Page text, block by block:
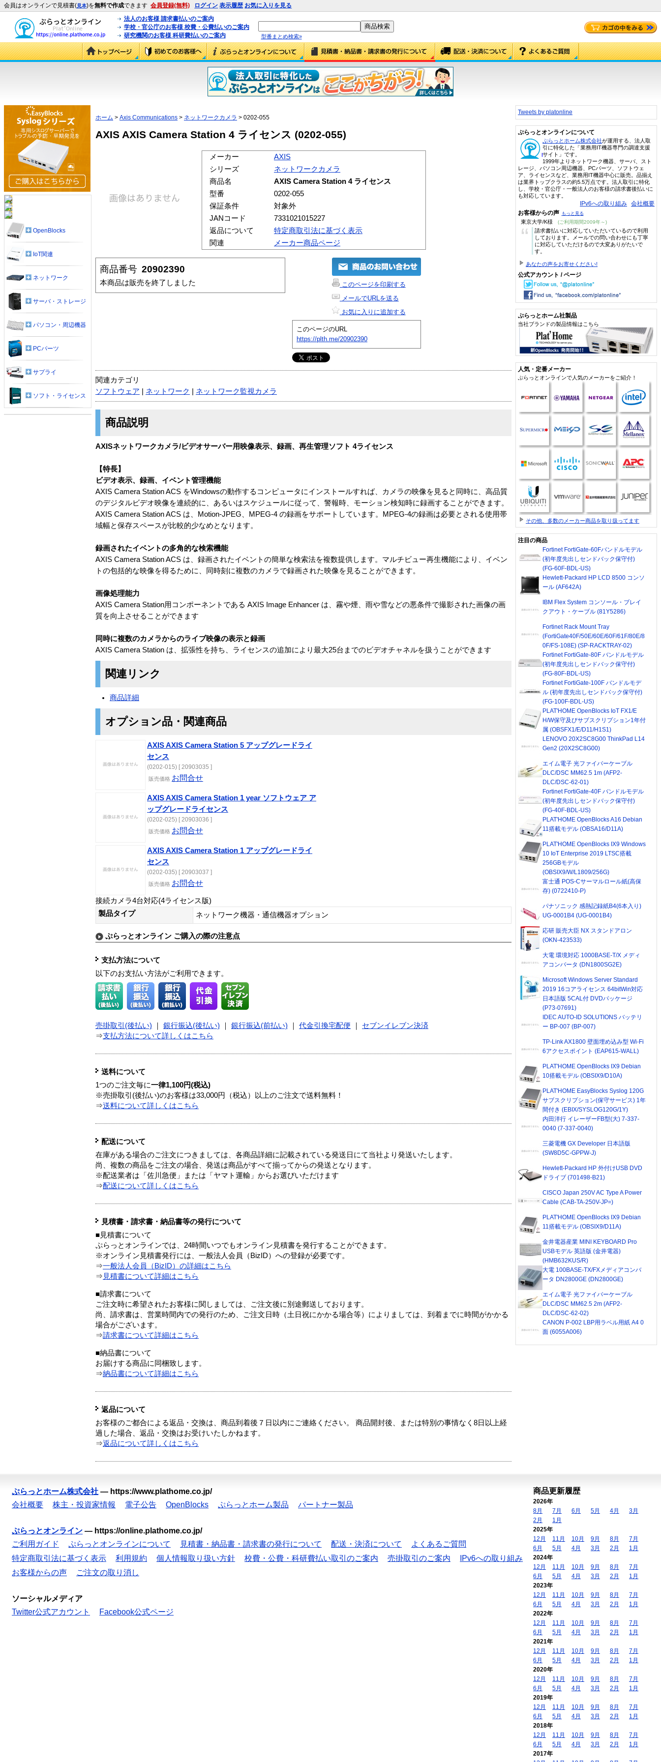
会員はオンラインで見積書(見本)を無料で作成できます 会員登録(無料) ログイン 表示履歴 お気に入りを見る
法人のお客様 請求書払いのご案内
学校・官公庁のお客様 校費・公費払いのご案内
研究機関のお客様 科研費払いのご案内
型番まとめ検索»
ホーム > Axis Communications > ネットワークカメラ > 0202-055
AXIS AXIS Camera Station 4 ライセンス (0202-055)
メーカー
AXIS
シリーズ
ネットワークカメラ
商品名
AXIS Camera Station 4 ライセンス
型番
0202-055
保証条件
対象外
JANコード
7331021015227
返品について
特定商取引法に基づく表示
関連
メーカー商品ページ
商品番号 20902390
本商品は販売を終了しました
このページを印刷する
メールでURLを送る
お気に入りに追加する
このページのURL
https://plth.me/20902390
関連カテゴリ
ソフトウェア
ネットワーク ネットワーク監視カメラ
商品説明
AXISネットワークカメラ/ビデオサーバー用映像表示、録画、再生管理ソフト 4ライセンス
【特長】
ビデオ表示、録画、イベント管理機能
AXIS Camera Station ACS をWindowsの動作するコンピュータにインストールすれば、カメラの映像を見ると同時に、高品質
のデジタルビデオ映像を連続的に、あるいはスケジュールに従って、警報時、モーション検知時に録画することができます。
AXIS Camera Station ACS は、Motion-JPEG、MPEG-4 の録画をサポートしています。MPEG-4の録画は必要とされる使用帯
域幅と保存スペースが比較的少なめとなります。
録画されたイベントの多角的な検索機能
AXIS Camera Station ACS は、録画されたイベントの簡単な検索法を複数提供します。マルチビュー再生機能により、イベン
トの包括的な映像を得るために、同時刻に複数のカメラで録画された映像を見ることができます。
画像処理能力
AXIS Camera Station用コンポーネントである AXIS Image Enhancer は、霧や煙、雨や雪などの悪条件で撮影された画像の画
質を向上させることができます
同時に複数のカメラからのライブ映像の表示と録画
AXIS Camera Station は、拡張性を持ち、ライセンスの追加により最大25台までのビデオチャネルを扱うことができます
関連リンク
商品詳細
オプション品・関連商品
AXIS AXIS Camera Station 5 アップグレードライ
センス
(0202-015) [ 20903035 ]
販売価格 お問合せ
AXIS AXIS Camera Station 1 year ソフトウェア ア
ップグレードライセンス
(0202-025) [ 20903036 ]
販売価格 お問合せ
AXIS AXIS Camera Station 1 アップグレードライ
センス
(0202-035) [ 20903037 ]
販売価格 お問合せ
接続カメラ4台対応(4ライセンス版)
製品タイプ
ネットワーク機器・通信機器オプション
ぷらっとオンライン ご購入の際の注意点
支払方法について
以下のお支払い方法がご利用できます。
売掛取引(後払い) 銀行振込(後払い) 銀行振込(前払い) 代金引換宅配便
セブンイレブン決済
⇒支払方法について詳しくはこちら
送料について
1つのご注文毎に一律1,100円(税込)
※売掛取引(後払い)のお客様は33,000円（税込）以上のご注文で送料無料！
⇒送料について詳しくはこちら
配送について
在庫がある場合のご注文につきましては、各商品詳細に記載されている発送日にて当社より発送いたします。
尚、複数の商品をご注文の場合、発送は商品がすべて揃ってからの発送となります。
※配送業者は「佐川急便」または「ヤマト運輸」からお選びいただけます
⇒配送について詳しくはこちら
見積書・請求書・納品書等の発行について
■見積書について
ぷらっとオンラインでは、24時間いつでもオンライン見積書を発行することができます。
※オンライン見積書発行には、一般法人会員（BizID）への登録が必要です。
⇒一般法人会員（BizID）の詳細はこちら
⇒ 見積書について詳細はこちら
■請求書について
ご注文時に希望されたお客様に関しましては、ご注文後に別途郵送しております。
尚、請求書は、営業時間内での発行のため、ご注文日時（土日祝にかかる場合等）によりましては、到着までに時間がかかる
場合がございます。
⇒請求書について詳細はこちら
■納品書について
お届けする商品に同梱致します。
⇒納品書について詳細はこちら
返品について
お客様のご都合による返品・交換は、商品到着後７日以内にご連絡ください。 商品開封後、または特別の事情なく8日以上経
過した場合、返品・交換はお受けいたしかねます。
⇒返品について詳しくはこちら
OpenBlocks
IoT関連
ネットワーク
サーバ・ストレージ
パソコン・周辺機器
PCパーツ
サプライ
ソフト・ライセンス
Tweets by platonline
ぷらっとオンラインについて
ぷらっとホーム株式会社が運用する、法人取
引に特化した「業務用IT機器専門の調達支援
サイト」です。
1999年よりネットワーク機器、サーバ、スト
レージ、パソコン周辺機器、PCパーツ、ソフトウェ
ア、ライセンスなど、業務用IT機器中心に販売。品揃え
は業界トップクラスの約5.5万点です。法人取引に特化
し、学校・官公庁・一般法人のお客様の請求書後払いに
も対応しています。
IPv6への取り組み 会社概要
お客様からの声 もっと見る
東京大学/K様 (ご利用期間2009年～)
“
請求書払いに対応していただいているので利用
しております。メールでの問い合わせにも丁寧
に対応していただけるので大変ありがたいで
す。
あなたの声をお寄せください!
公式アカウント / ページ
ぷらっとホーム社製品
当社ブランドの製品情報はこちら
人気・定番メーカー
ぷらっとオンラインで人気のメーカーをご紹介！
その他、多数のメーカー商品を取り扱ってます
注目の商品
Fortinet FortiGate-60Fバンドルモデル
(初年度先出しセンドバック保守付)
(FG-60F-BDL-US)
Hewlett-Packard HP LCD 8500 コンソ
ール (AF642A)
IBM Flex System コンソール・ブレイ
クアウト・ケーブル (81Y5286)
Fortinet Rack Mount Tray
(FortiGate40F/50E/60E/60F/61F/80E/8
0F/FS-108E) (SP-RACKTRAY-02)
Fortinet FortiGate-80F バンドルモデル
(初年度先出しセンドバック保守付)
(FG-80F-BDL-US)
Fortinet FortiGate-100F バンドルモデ
ル (初年度先出しセンドバック保守付)
(FG-100F-BDL-US)
PLAT'HOME OpenBlocks IoT FX1/E
H/W保守及びサブスクリプション1年付
属 (OBSFX1/E/D11/H1S1)
LENOVO 20X2SC8G00 ThinkPad L14
Gen2 (20X2SC8G00)
エイム電子 光ファイバーケーブル
DLC/DSC MM62.5 1m (AFP2-
DLC/DSC-62-01)
Fortinet FortiGate-40F バンドルモデル
(初年度先出しセンドバック保守付)
(FG-40F-BDL-US)
PLAT'HOME OpenBlocks A16 Debian
11搭載モデル (OBSA16/D11A)
PLAT'HOME OpenBlocks IX9 Windows
10 IoT Enterprise 2019 LTSC搭載
256GBモデル
(OBSIX9/W/L1809/256G)
富士通 POS-Cサーマルロール紙(高保
存) (0722410-P)
パナソニック 感熱記録紙B4(6本入り)
UG-0001B4 (UG-0001B4)
応研 販売大臣 NX スタンドアロン
(OKN-423533)
大電 環境対応 1000BASE-T/X メディ
アコンバータ (DN1800SG2E)
Microsoft Windows Server Standard
2019 16コアライセンス 64bitWin対応
日本語版 5CAL付 DVDパッケージ
(P73-07691)
IDEC AUTO-ID SOLUTIONS バッテリ
ー BP-007 (BP-007)
TP-Link AX1800 壁面埋め込み型 Wi-Fi
6アクセスポイント (EAP615-WALL)
PLAT'HOME OpenBlocks IX9 Debian
10搭載モデル (OBSIX9/D10A)
PLAT'HOME EasyBlocks Syslog 120G
サブスクリプション(保守サービス) 1年
間付き (EBIX/SYSLOG120G/1Y)
内田洋行 イレーザーFB型(大) 7-337-
0040 (7-337-0040)
三菱電機 GX Developer 日本語版
(SW8D5C-GPPW-J)
Hewlett-Packard HP 外付けUSB DVD
ドライブ (701498-B21)
CISCO Japan 250V AC Type A Power
Cable (CAB-TA-250V-JP=)
PLAT'HOME OpenBlocks IX9 Debian
11搭載モデル (OBSIX9/D11A)
金井電器産業 MINI KEYBOARD Pro
USBモデル 英語版 (金井電器)
(HMB632KUS/R)
大電 100BASE-TX/FXメディアコンバ
ータ DN2800GE (DN2800GE)
エイム電子 光ファイバーケーブル
DLC/DSC MM62.5 2m (AFP2-
DLC/DSC-62-02)
CANON P-002 LBP用ラベル用紙 A4 0
面 (6055A006)
ぷらっとホーム株式会社 — https://www.plathome.co.jp/
会社概要
株主・投資家情報 電子公告 OpenBlocks ぷらっとホーム製品 パートナー製品
ぷらっとオンライン — https://online.plathome.co.jp/
ご利用ガイド
ぷらっとオンラインについて 見積書・納品書・請求書の発行について 配送・決済について
よくあるご質問
特定商取引法に基づく表示
利用規約 個人情報取り扱い方針 校費・公費・科研費払い取引のご案内 売掛取引のご案内
IPv6への取り組み
お客様からの声
ご注文の取り消し
ソーシャルメディア
Twitter公式アカウント
Facebook公式ページ
商品更新履歴
2026年
8月
7月 6月 5月 4月
3月
2月
1月
2025年
12月
11月 10月 9月 8月
7月
6月
5月 4月 3月 2月
1月
2024年
12月
11月 10月 9月 8月
7月
6月
5月 4月 3月 2月
1月
2023年
12月
11月 10月 9月 8月
7月
6月
5月 4月 3月 2月
1月
2022年
12月
11月 10月 9月 8月
7月
6月
5月 4月 3月 2月
1月
2021年
12月
11月 10月 9月 8月
7月
6月
5月 4月 3月 2月
1月
2020年
12月
11月 10月 9月 8月
7月
6月
5月 4月 3月 2月
1月
2019年
12月
11月 10月 9月 8月
7月
6月
5月 4月 3月 2月
1月
2018年
12月
11月 10月 9月 8月
7月
6月
5月 4月 3月 2月
1月
2017年